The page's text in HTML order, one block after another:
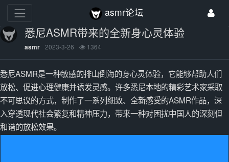
asmr论坛
悉尼ASMR带来的全新身心灵体验
asmr 2023-3-26 1364
悉尼ASMR是一种敏感的排山倒海的身心灵体验，它能够帮助人们
放松、促进心理健康并诱发灵感。许多悉尼本地的精彩艺术家采取
不可思议的方式，制作了一系列细致、全新感受的ASMR作品，深
入穿透现代社会繁复和精神压力，带来一种对困扰中国人的深刻但
和谐的放松效果。